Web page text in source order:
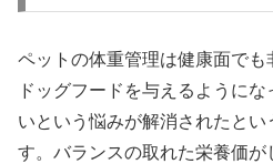
ペットの体重管理は健康面で
ドッグフードを与えるように
いという悩みが解消されたとい
す。バランスの取れた栄養価